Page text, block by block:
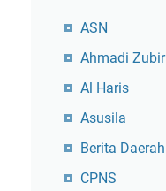
ASN
Ahmadi Zubir
Al Haris
Asusila
Berita Daerah
CPNS